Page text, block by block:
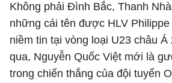
Không phải Đình Bắc, Thanh
những cái tên được HLV
niềm tin tại vòng loại U23 châu Á
qua, Nguyễn Quốc Việt mới là
trong chiến thắng của đội tuyển